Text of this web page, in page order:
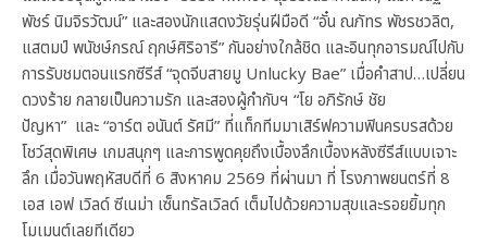
พัชร์ นิมจิรวัฒน์” และสองนักแสดงวัยรุ่นฝีมือดี “อั๋น ณภัทร พัชรชวลิต,
แสตมป์ พนัชษ์กรณ์ ฤกษ์ศิริอารี” กันอย่างใกล้ชิด และอินทุกอารมณ์ไปกับ
การรับชมตอนแรกซีรีส์ “จุดจีบสายมู Unlucky Bae” เมื่อคำสาป…เปลี่ยน
ดวงร้าย กลายเป็นความรัก และสองผู้กำกับฯ “โย อภิรักษ์ ชัย
ปัญหา” และ “อาร์ต อนันต์ รัศมี” ที่แท็กทีมมาเสิร์ฟความฟินครบรสด้วย
โชว์สุดพิเศษ เกมสนุกๆ และการพูดคุยถึงเบื้องลึกเบื้องหลังซีรีส์แบบเจาะ
ลึก เมื่อวันพฤหัสบดีที่ 6 สิงหาคม 2569 ที่ผ่านมา ที่ โรงภาพยนตร์ที่ 8
เอส เอฟ เวิลด์ ซีเนม่า เซ็นทรัลเวิลด์ เต็มไปด้วยความสุขและรอยยิ้มทุก
โมเมนต์เลยทีเดียว